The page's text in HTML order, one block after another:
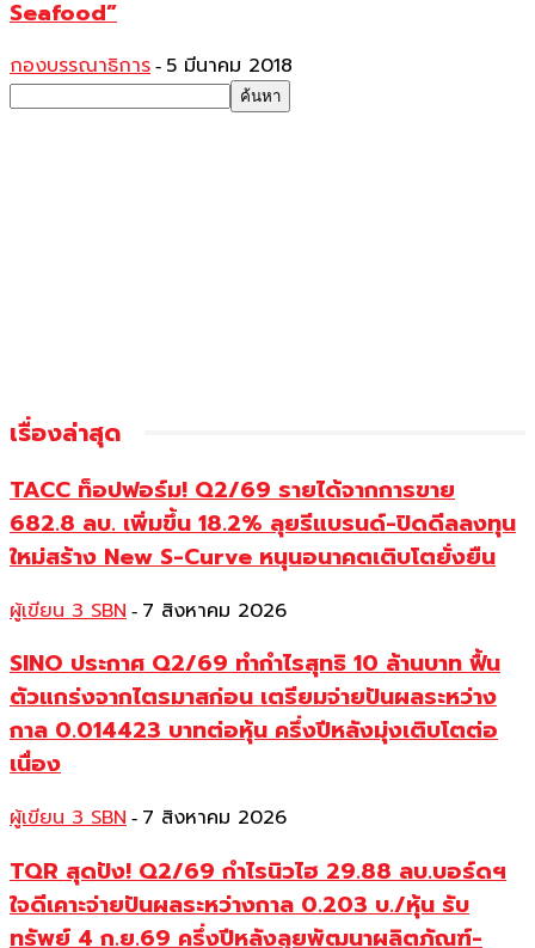
Seafood”
กองบรรณาธิการ - 5 มีนาคม 2018
เรื่องล่าสุด
TACC ท็อปฟอร์ม! Q2/69 รายได้จากการขาย
682.8 ลบ. เพิ่มขึ้น 18.2% ลุยรีแบรนด์-ปิดดีลลงทุน
ใหม่สร้าง New S-Curve หนุนอนาคตเติบโตยั่งยืน
ผู้เขียน 3 SBN - 7 สิงหาคม 2026
SINO ประกาศ Q2/69 ทำกำไรสุทธิ 10 ล้านบาท ฟื้น
ตัวแกร่งจากไตรมาสก่อน เตรียมจ่ายปันผลระหว่าง
กาล 0.014423 บาทต่อหุ้น ครึ่งปีหลังมุ่งเติบโตต่อ
เนื่อง
ผู้เขียน 3 SBN - 7 สิงหาคม 2026
TQR สุดปัง! Q2/69 กำไรนิวไฮ 29.88 ลบ.บอร์ดฯ
ใจดีเคาะจ่ายปันผลระหว่างกาล 0.203 บ./หุ้น รับ
ทรัพย์ 4 ก.ย.69 ครึ่งปีหลังลุยพัฒนาผลิตภัณฑ์-